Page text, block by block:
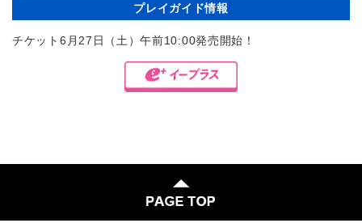
プレイガイド情報
チケット6月27日（土）午前10:00発売開始！